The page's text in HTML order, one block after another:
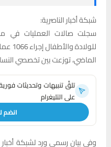
شبكة أخبار الناصرية:
سجلت صالات العمليات في
الماضي، توزعت بين تخصصي
تلقَّ تنبيهات وتحديثات
على التليغرام
انضم
وفي بيان رسمي ورد لشبكة